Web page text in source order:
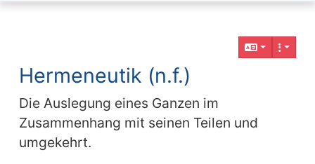
Navigation and related functionality
Hermeneutik (n.f.)
Die Auslegung eines Ganzen im
Zusammenhang mit seinen Teilen und
umgekehrt.